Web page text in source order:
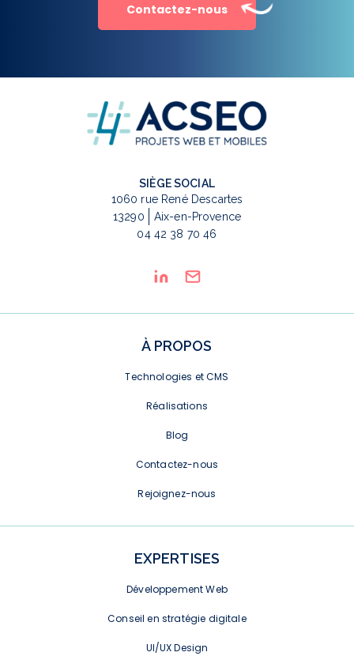
Contactez-nous
SIÈGE SOCIAL
1060 rue René Descartes
13290
Aix-en-Provence
04 42 38 70 46
À PROPOS
Technologies et CMS
Réalisations
Blog
Contactez-nous
Rejoignez-nous
EXPERTISES
Développement Web
Conseil en stratégie digitale
UI/UX Design